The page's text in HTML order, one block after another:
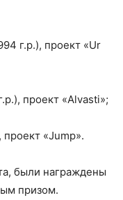
г.р.), проект «Ur
проект «Alvasti»;
«Jump».
были награждены
призом.